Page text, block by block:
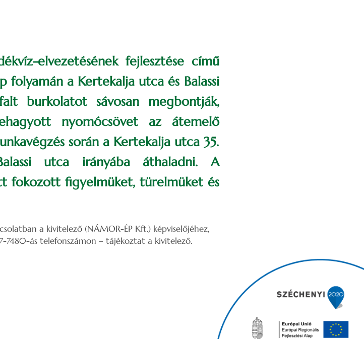
elvezetésének fejlesztése című
folyamán a Kertekalja utca és Balassi
burkolatot sávosan megbontják,
nyomócsövet az átemelő
során a Kertekalja utca 35.
utca irányába áthaladni. A
fokozott figyelmüket, türelmüket és
a kivitelező (NÁMOR-ÉP Kft.) képviselőjéhez,
ás telefonszámon – tájékoztat a kivitelező.